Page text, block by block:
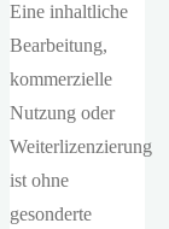
Eine inhaltliche
Bearbeitung,
kommerzielle
Nutzung oder
Weiterlizenzierung
ist ohne
gesonderte